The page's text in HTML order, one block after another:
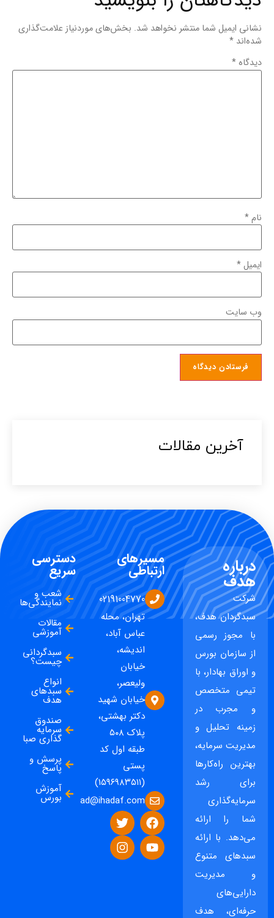
نشانی ایمیل شما منتشر نخواهد شد. بخش‌های موردنیاز علامت‌گذاری
شده‌اند *
دیدگاه *
نام*
ایمیل*
وب‌ سایت
آخرین مقالات​
درباره
هدف
شرکت
سبدگردان هدف،
با مجوز رسمی
از سازمان بورس
و اوراق بهادار، با
تیمی متخصص
و مجرب در
زمینه تحلیل و
مدیریت سرمایه،
بهترین راه‌کارها
برای رشد
سرمایه‌گذاری
شما را ارائه
می‌دهد. با ارائه
سبدهای متنوع
و مدیریت
دارایی‌های
حرفه‌ای، هدف
مسیرهای
ارتباطی
02191004770
تهران، محله
عباس آباد،
اندیشه،
خیابان
ولیعصر،
خیابان شهید
دکتر بهشتی،
پلاک ۵۰۸
طبقه اول کد
پستی
(۱۵۹۶۹۸۳۵۱۱)
ad@ihadaf.com
دسترسی
سریع
شعب و
نمایندگی‌ها
مقالات
آموزشی
سبدگردانی
چیست؟
انواع
سبدهای
هدف
صندوق
سرمایه
گذاری صبا
پرسش و
پاسخ
آموزش
بورس